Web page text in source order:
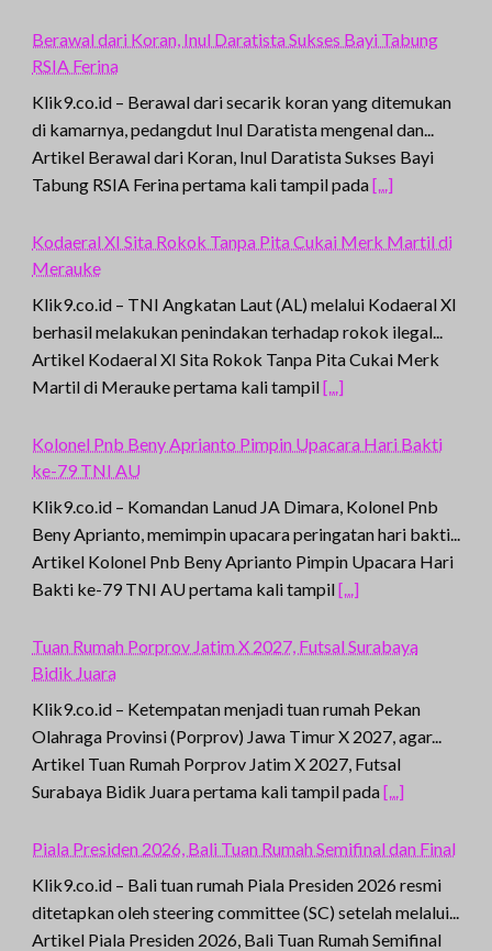
Berawal dari Koran, Inul Daratista Sukses Bayi Tabung
RSIA Ferina
Klik9.co.id – Berawal dari secarik koran yang ditemukan
di kamarnya, pedangdut Inul Daratista mengenal dan...
Artikel Berawal dari Koran, Inul Daratista Sukses Bayi
Tabung RSIA Ferina pertama kali tampil pada[...]
Kodaeral XI Sita Rokok Tanpa Pita Cukai Merk Martil di
Merauke
Klik9.co.id – TNI Angkatan Laut (AL) melalui Kodaeral XI
berhasil melakukan penindakan terhadap rokok ilegal...
Artikel Kodaeral XI Sita Rokok Tanpa Pita Cukai Merk
Martil di Merauke pertama kali tampil[...]
Kolonel Pnb Beny Aprianto Pimpin Upacara Hari Bakti
ke-79 TNI AU
Klik9.co.id – Komandan Lanud JA Dimara, Kolonel Pnb
Beny Aprianto, memimpin upacara peringatan hari bakti...
Artikel Kolonel Pnb Beny Aprianto Pimpin Upacara Hari
Bakti ke-79 TNI AU pertama kali tampil[...]
Tuan Rumah Porprov Jatim X 2027, Futsal Surabaya
Bidik Juara
Klik9.co.id – Ketempatan menjadi tuan rumah Pekan
Olahraga Provinsi (Porprov) Jawa Timur X 2027, agar...
Artikel Tuan Rumah Porprov Jatim X 2027, Futsal
Surabaya Bidik Juara pertama kali tampil pada[...]
Piala Presiden 2026, Bali Tuan Rumah Semifinal dan Final
Klik9.co.id – Bali tuan rumah Piala Presiden 2026 resmi
ditetapkan oleh steering committee (SC) setelah melalui...
Artikel Piala Presiden 2026, Bali Tuan Rumah Semifinal